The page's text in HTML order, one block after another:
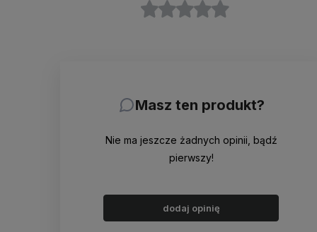
Masz ten produkt?
Nie ma jeszcze żadnych opinii, bądź
pierwszy!
dodaj opinię